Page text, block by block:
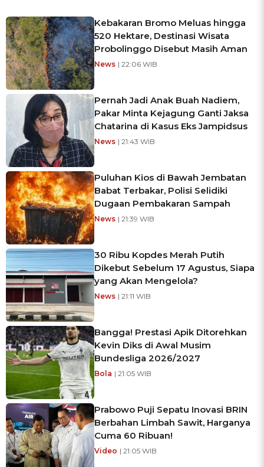
Kebakaran Bromo Meluas hingga
520 Hektare, Destinasi Wisata
Probolinggo Disebut Masih Aman
News | 22:06 WIB
Pernah Jadi Anak Buah Nadiem,
Pakar Minta Kejagung Ganti Jaksa
Chatarina di Kasus Eks Jampidsus
News | 21:43 WIB
Puluhan Kios di Bawah Jembatan
Babat Terbakar, Polisi Selidiki
Dugaan Pembakaran Sampah
News | 21:39 WIB
30 Ribu Kopdes Merah Putih
Dikebut Sebelum 17 Agustus, Siapa
yang Akan Mengelola?
News | 21:11 WIB
Bangga! Prestasi Apik Ditorehkan
Kevin Diks di Awal Musim
Bundesliga 2026/2027
Bola | 21:05 WIB
Prabowo Puji Sepatu Inovasi BRIN
Berbahan Limbah Sawit, Harganya
Cuma 60 Ribuan!
Video | 21:05 WIB